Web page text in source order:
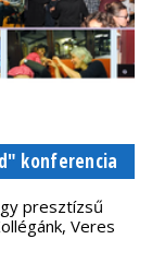
konferencia
presztízsű
Veres